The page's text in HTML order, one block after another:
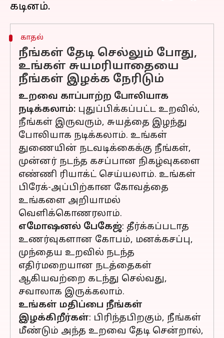
காதல்
நீங்கள் தேடி செல்லும் போது,
உங்கள் சுயமரியாதையை
நீங்கள் இழக்க நேரிடும்
உறவை காப்பாற்ற போலியாக
நடிக்கலாம்: புதுப்பிக்கப்பட்ட உறவில்,
நீங்கள் இருவரும், சுயத்தை இழந்து
போலியாக நடிக்கலாம். உங்கள்
துணையின் நடவடிக்கைக்கு நீங்கள்,
முன்னர் நடந்த கசப்பான நிகழ்வுகளை
எண்ணி ரியாக்ட் செய்யலாம். உங்கள்
பிரேக்-அப்பிற்கான கோவத்தை
உங்களை அறியாமல்
வெளிக்கொணரலாம்.
எமோஷனல் பேகேஜ்: தீர்க்கப்படாத
உணர்வுகளான கோபம், மனக்கசப்பு,
முந்தைய உறவில் நடந்த
எதிர்மறையான நடத்தைகள்
ஆகியவற்றை கடந்து செல்வது,
சவாலாக இருக்கலாம்.
உங்கள் மதிப்பை நீங்கள்
இழக்கிறீர்கள்: பிரிந்தபிறகும், நீங்கள்
மீண்டும் அந்த உறவை தேடி சென்றால்,